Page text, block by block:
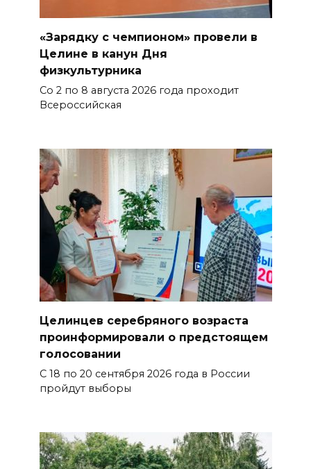
«Зарядку с чемпионом» провели в
Целине в канун Дня
физкультурника
Со 2 по 8 августа 2026 года проходит
Всероссийская
Целинцев серебряного возраста
проинформировали о предстоящем
голосовании
С 18 по 20 сентября 2026 года в России
пройдут выборы